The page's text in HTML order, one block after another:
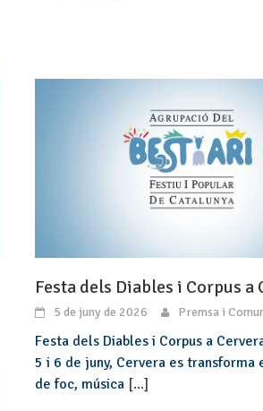
Festa dels Diables i Corpus a
5 de juny de 2026 Premsa i
Festa dels Diables i Corpus a
5 i 6 de juny, Cervera es transforma
de foc, música [...]